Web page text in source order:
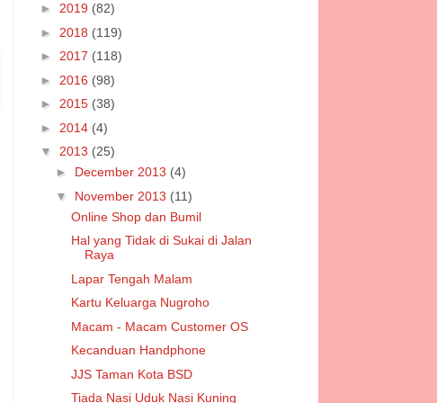
► 2019 (82)
► 2018 (119)
► 2017 (118)
► 2016 (98)
► 2015 (38)
► 2014 (4)
▼ 2013 (25)
► December 2013 (4)
▼ November 2013 (11)
Online Shop dan Bumil
Hal yang Tidak di Sukai di Jalan
Raya
Lapar Tengah Malam
Kartu Keluarga Nugroho
Macam - Macam Customer OS
Kecanduan Handphone
JJS Taman Kota BSD
Tiada Nasi Uduk Nasi Kuning